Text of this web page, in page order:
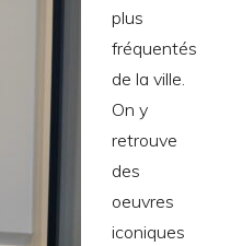
plus
fréquentés
de la ville.
On y
retrouve
des
oeuvres
iconiques